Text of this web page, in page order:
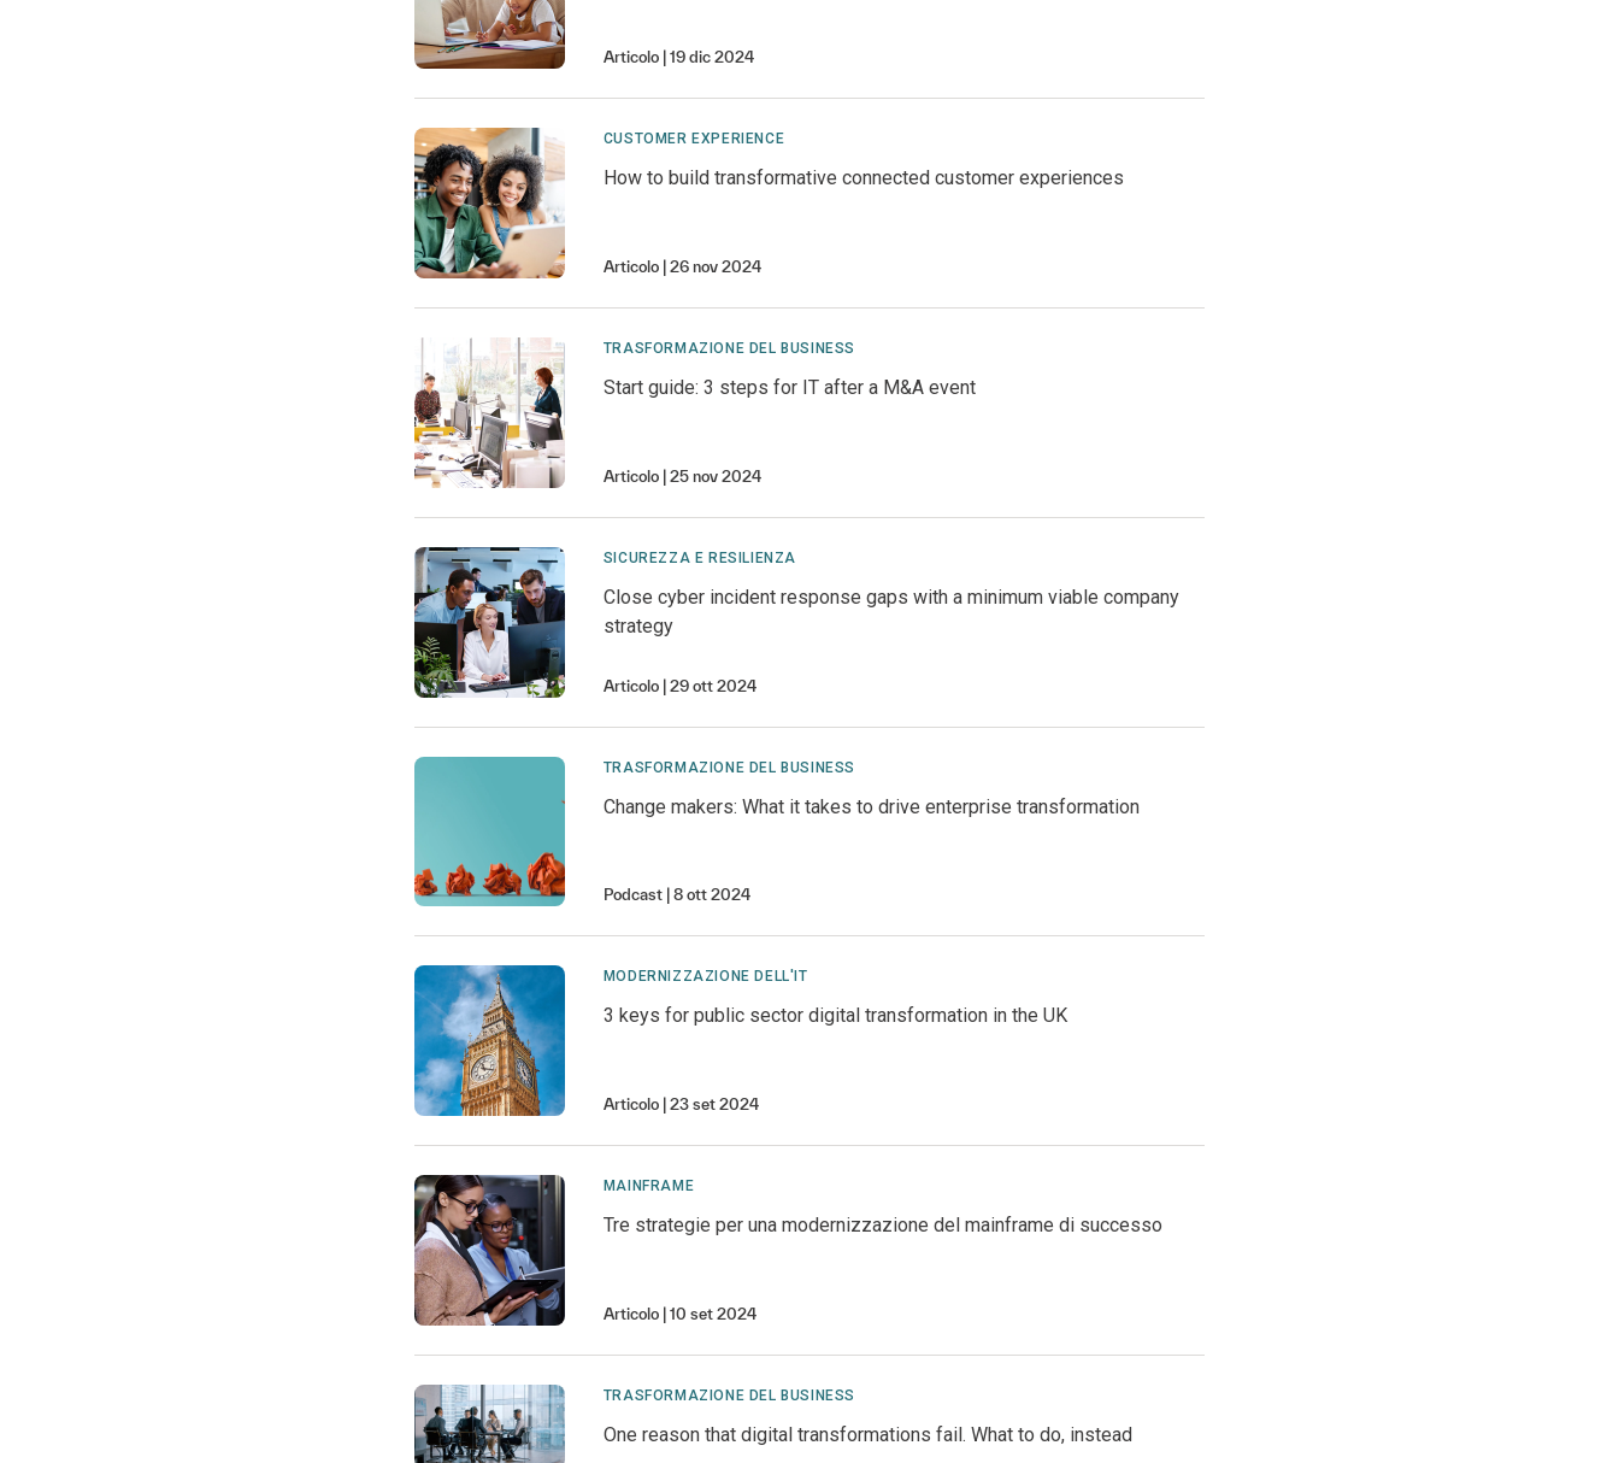
Articolo 19 dic 2024
CUSTOMER EXPERIENCE
How to build transformative connected customer experiences
Articolo 26 nov 2024
TRASFORMAZIONE DEL BUSINESS
Start guide: 3 steps for IT after a M&A event
Articolo 25 nov 2024
SICUREZZA E RESILIENZA
Close cyber incident response gaps with a minimum viable company
strategy
Articolo 29 ott 2024
TRASFORMAZIONE DEL BUSINESS
Change makers: What it takes to drive enterprise transformation
Podcast 8 ott 2024
MODERNIZZAZIONE DELL'IT
3 keys for public sector digital transformation in the UK
Articolo 23 set 2024
MAINFRAME
Tre strategie per una modernizzazione del mainframe di successo
Articolo 10 set 2024
TRASFORMAZIONE DEL BUSINESS
One reason that digital transformations fail. What to do, instead